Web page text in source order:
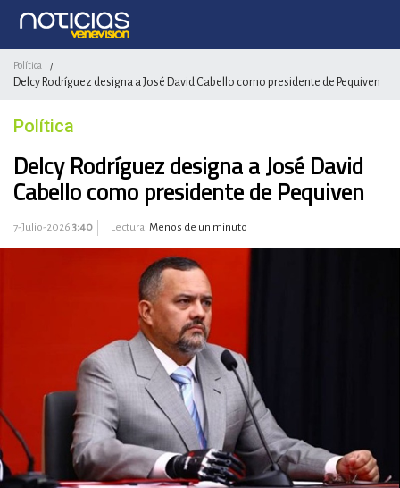
Política /
Delcy Rodríguez designa a José David Cabello como presidente de Pequiven
Política
Delcy Rodríguez designa a José David
Cabello como presidente de Pequiven
7-Julio-2026 3:40 Lectura: Menos de un minuto